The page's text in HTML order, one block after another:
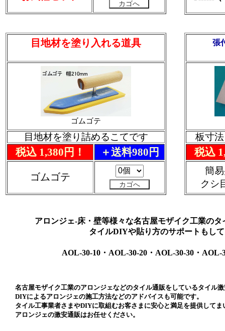
AOL-30-10・AOL-30-20・AOL-30-30・AOL-
名古屋モザイク工業のアロンジェなどのタイル通販をしているタイル
DIYによるアロンジェの施工方法などのアドバイスも可能です。
タイル工事業者さまやDIYに取組むお客さまに安心と満足を提供してま
アロンジェの激安通販はお任せください。
アロンジェ-床・壁等様々な名古屋モザイク工業の
タイルDIYや貼り方のサポートもし
目地材を塗り入れる道具
ゴムゴテ
目地材を塗り詰めるこてです
税込 1,380円！ ＋送料980円
ゴムゴテ
張
板寸
税込
簡
クシ